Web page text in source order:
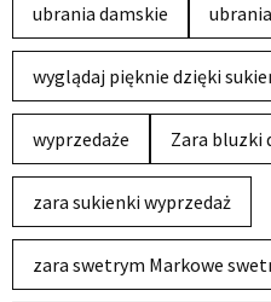
ubrania damskie
wyglądaj pięknie dzięki
wyprzedaże Zara bluzki
zara sukienki wyprzedaż
zara swetrym Markowe